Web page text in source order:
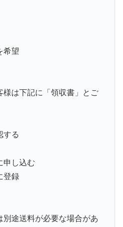
希望
様は下記に「領収書」とご
する
申し込む
登録
別途送料が必要な場合があ